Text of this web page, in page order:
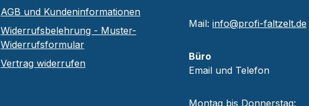
Mail: info@profi-faltzelt.de
Büro
Email und Telefon
Montag bis Donnerstag:
AGB und Kundeninformationen
Widerrufsbelehrung - Muster-
Widerrufsformular
Vertrag widerrufen